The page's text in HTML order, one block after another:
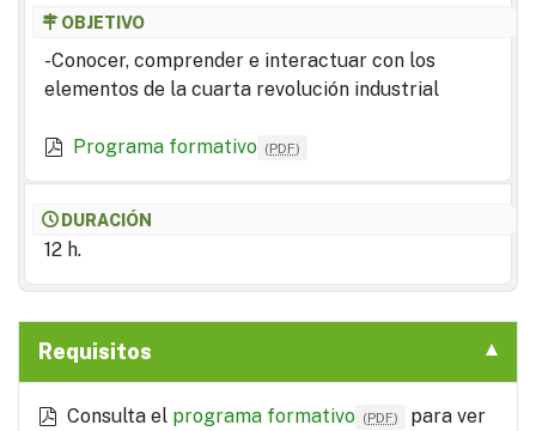
OBJETIVO
-Conocer, comprender e interactuar con los
elementos de la cuarta revolución industrial
Programa formativo (PDF)
DURACIÓN
12 h.
Requisitos
Consulta el programa formativo (PDF)
para ver